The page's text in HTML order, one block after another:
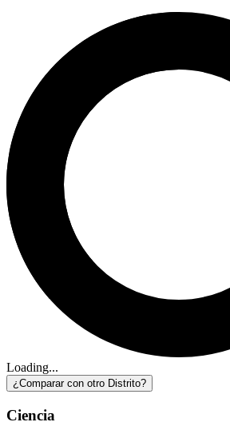
Loading...
¿Comparar con otro Distrito?
Ciencia